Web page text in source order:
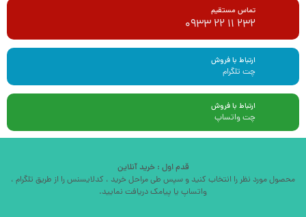
تماس مستقیم
232 11 22 0933
ارتباط با فروش
چت تلگرام
ارتباط با فروش
چت واتساپ
قدم اول : خرید آنلاین
محصول مورد نظر را انتخاب کنید و سپس طی مراحل خرید ، کدلایسنس را از طریق تلگرام ،
واتساپ یا پیامک دریافت نمایید.